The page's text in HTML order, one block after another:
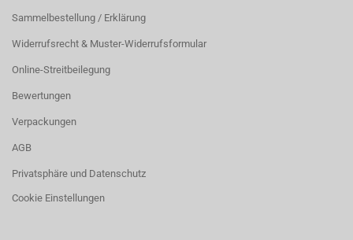
Sammelbestellung / Erklärung
Widerrufsrecht & Muster-Widerrufsformular
Online-Streitbeilegung
Bewertungen
Verpackungen
AGB
Privatsphäre und Datenschutz
Cookie Einstellungen